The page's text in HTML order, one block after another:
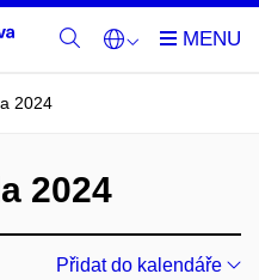
2024
2024
Přidat do kalendáře